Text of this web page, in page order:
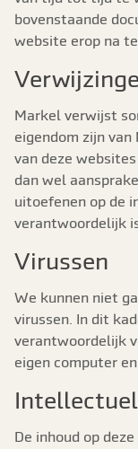
bovenstaande
website erop na te
Markel verwijst
eigendom zijn
van deze
dan wel
uitoefenen op de
verantwoordelijk
Virussen
We kunnen niet
virussen. In dit
verantwoordelijk
eigen computer
De inhoud op